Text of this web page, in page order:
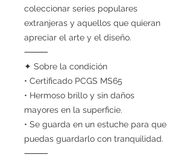
coleccionar series populares
extranjeras y aquellos que quieran
apreciar el arte y el diseño.
⸻
✦ Sobre la condición
• Certificado PCGS MS65
• Hermoso brillo y sin daños
mayores en la superficie.
• Se guarda en un estuche para que
puedas guardarlo con tranquilidad.
⸻